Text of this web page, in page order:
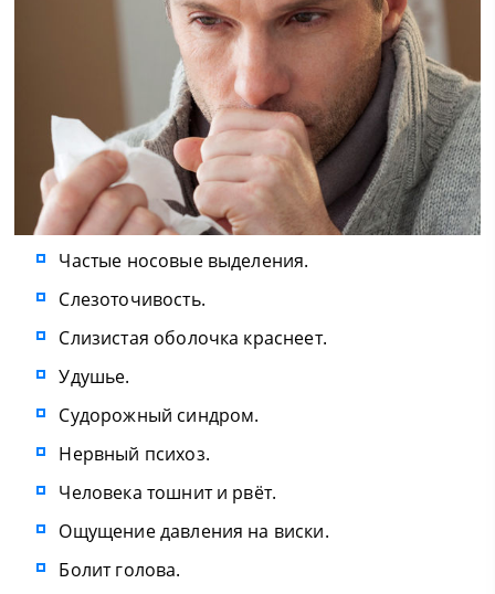
Частые носовые выделения.
Слезоточивость.
Слизистая оболочка краснеет.
Удушье.
Судорожный синдром.
Нервный психоз.
Человека тошнит и рвёт.
Ощущение давления на виски.
Болит голова.